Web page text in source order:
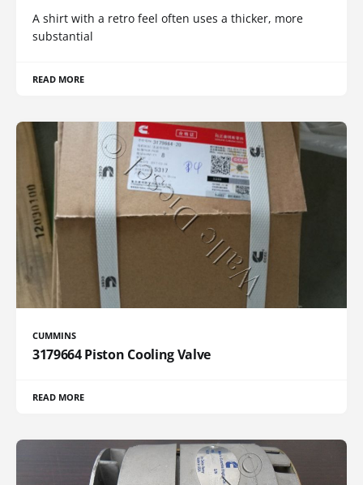
A shirt with a retro feel often uses a thicker, more
substantial
READ MORE
CUMMINS
3179664 Piston Cooling Valve
READ MORE